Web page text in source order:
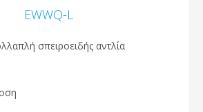
EWWQ-L
σπειροειδής αντλία